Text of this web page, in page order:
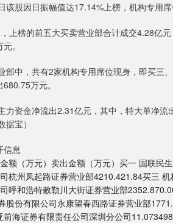
该股因日振幅值达17.14%上榜，机构专用席
上榜的前五大买卖营业部合计成交4.28亿
。
部中，共有2家机构专用席位现身，即买三
万元。
力资金净流出2.31亿元，其中，特大单净
宝）
信息
额（万元）卖出金额（万元）买一 国联民
杭州凤起路证券营业部4210.421.84买三
呼和浩特敕勒川大街证券营业部
股份有限公司永康望春西路证券营业部
海证券有限责任公司深圳分公司